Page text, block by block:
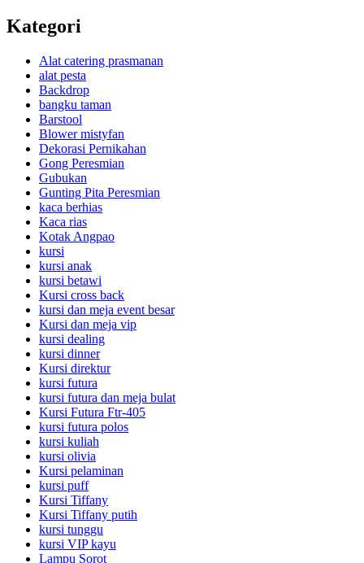
Kategori
Alat catering prasmanan
alat pesta
Backdrop
bangku taman
Barstool
Blower mistyfan
Dekorasi Pernikahan
Gong Peresmian
Gubukan
Gunting Pita Peresmian
kaca berhias
Kaca rias
Kotak Angpao
kursi
kursi anak
kursi betawi
Kursi cross back
kursi dan meja event besar
Kursi dan meja vip
kursi dealing
kursi dinner
Kursi direktur
kursi futura
kursi futura dan meja bulat
Kursi Futura Ftr-405
kursi futura polos
kursi kuliah
kursi olivia
Kursi pelaminan
kursi puff
Kursi Tiffany
Kursi Tiffany putih
kursi tunggu
kursi VIP kayu
Lampu Sorot